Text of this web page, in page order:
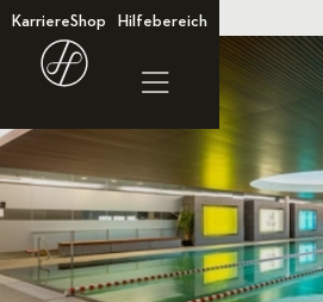
KarriereShop Hilfebereich